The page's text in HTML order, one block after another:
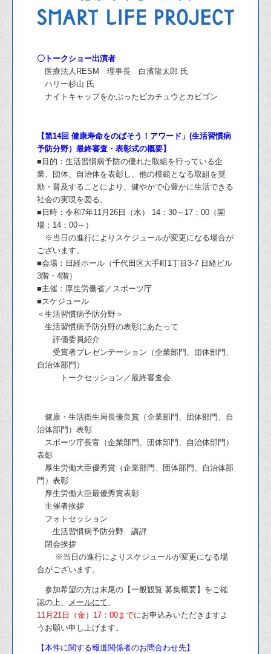
〇トークショー出演者
医療法人RESM 理事長 白濱龍太郎 氏
ハリー杉山 氏
ナイトキャップをかぶったピカチュウとカビゴン
【第14回 健康寿命をのばそう！アワード」(生活習慣病
予防分野）最終審査・表彰式の概要】
■目的：生活習慣病予防の優れた取組を行っている企
業、団体、自治体を表彰し、 他の模範となる取組を奨
励・普及することにより、健やかで心豊かに生活できる
社会の実現を図る。
■日時：令和7年11月26日（水） 14：30～17：00（開
場：14：00～）
※当日の進行によりスケジュールが変更になる場合が
ございます。
■会場：日経ホール（千代田区大手町1丁目3-7 日経ビル
3階・4階）
■主催：厚生労働省／スポーツ庁
■スケジュール
＜生活習慣病予防分野＞
生活習慣病予防分野の表彰にあたって
評価委員紹介
受賞者プレゼンテーション（企業部門、団体部門、
自治体部門）
トークセッション／最終審査会
健康・生活衛生局長優良賞（企業部門、団体部門、自
治体部門）表彰
スポーツ庁長官（企業部門、団体部門、自治体部門）
表彰
厚生労働大臣優秀賞（企業部門、団体部門、自治体部
門）表彰
厚生労働大臣最優秀賞表彰
主催者挨拶
フォトセッション
生活習慣病予防分野 講評
閉会挨拶
※当日の進行によりスケジュールが変更になる場
合がございます。
参加希望の方は末尾の【一般観覧 募集概要】をご確
認の上、
メールにて、
11月21日（金）17：00までにお申込みいただきますよ
うお願い申し上げます。
【本件に関する報道関係者のお問合わせ先】